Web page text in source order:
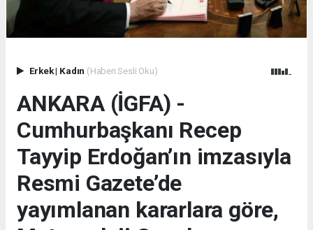
Erkek| Kadın (Haberi Sesli Oku)
ANKARA (İGFA) -
Cumhurbaşkanı Recep
Tayyip Erdoğan’ın imzasıyla
Resmi Gazete’de
yayımlanan kararlara göre,